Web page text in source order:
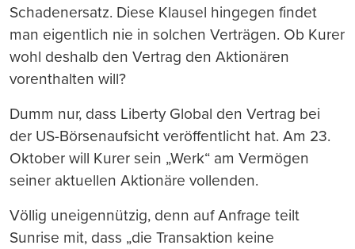
Schadenersatz. Diese Klausel hingegen findet
man eigentlich nie in solchen Verträgen. Ob Kurer
wohl deshalb den Vertrag den Aktionären
vorenthalten will?
Dumm nur, dass Liberty Global den Vertrag bei
der US-Börsenaufsicht veröffentlicht hat. Am 23.
Oktober will Kurer sein „Werk“ am Vermögen
seiner aktuellen Aktionäre vollenden.
Völlig uneigennützig, denn auf Anfrage teilt
Sunrise mit, dass „die Transaktion keine